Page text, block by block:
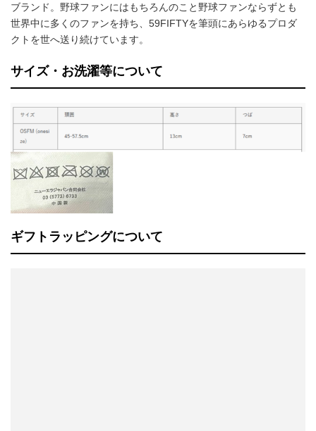
ブランド。野球ファンにはもちろんのこと野球ファンならずとも
世界中に多くのファンを持ち、59FIFTYを筆頭にあらゆるプロダ
クトを世へ送り続けています。
サイズ・お洗濯等について
ギフトラッピングについて